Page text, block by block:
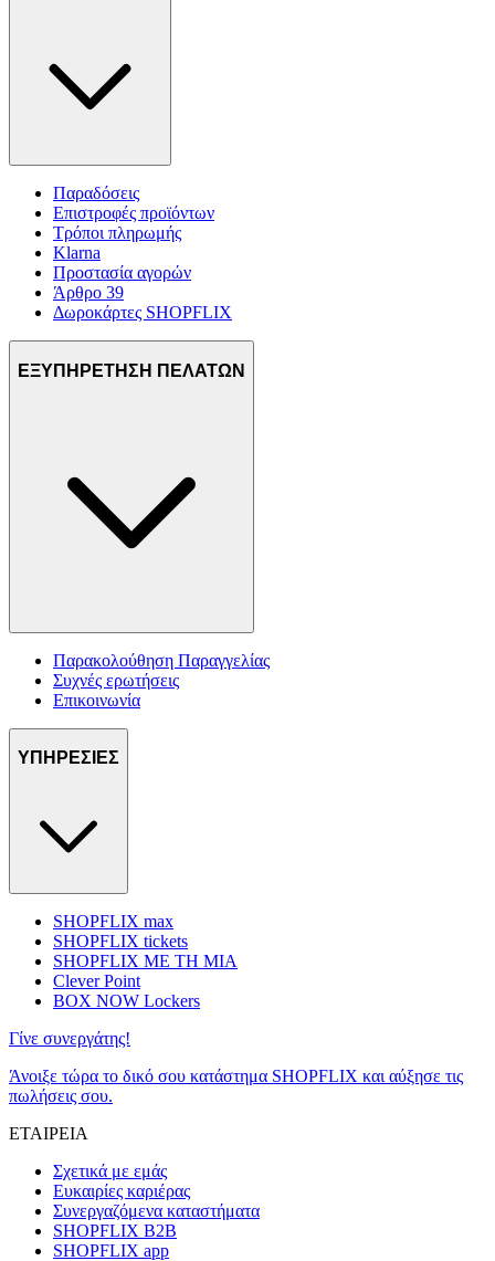
Παραδόσεις
Επιστροφές προϊόντων
Τρόποι πληρωμής
Klarna
Προστασία αγορών
Άρθρο 39
Δωροκάρτες SHOPFLIX
ΕΞΥΠΗΡΕΤΗΣΗ ΠΕΛΑΤΩΝ
Παρακολούθηση Παραγγελίας
Συχνές ερωτήσεις
Επικοινωνία
ΥΠΗΡΕΣΙΕΣ
SHOPFLIX max
SHOPFLIX tickets
SHOPFLIX ΜΕ ΤΗ ΜΙΑ
Clever Point
BOX NOW Lockers
Γίνε συνεργάτης!
Άνοιξε τώρα το δικό σου κατάστημα SHOPFLIX και αύξησε τις
πωλήσεις σου.
ΕΤΑΙΡΕΙΑ
Σχετικά με εμάς
Ευκαιρίες καριέρας
Συνεργαζόμενα καταστήματα
SHOPFLIX B2B
SHOPFLIX app